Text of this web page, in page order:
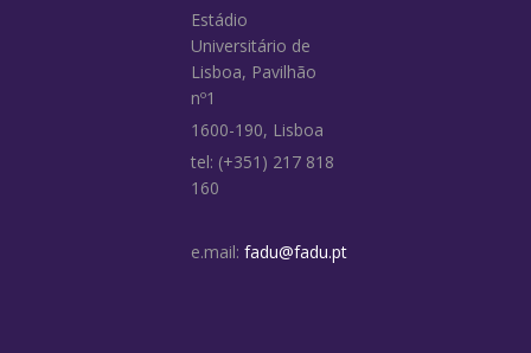
Estádio
Universitário de
Lisboa, Pavilhão
nº1
1600-190, Lisboa
tel: (+351) 217 818
160
e.mail: fadu@fadu.pt